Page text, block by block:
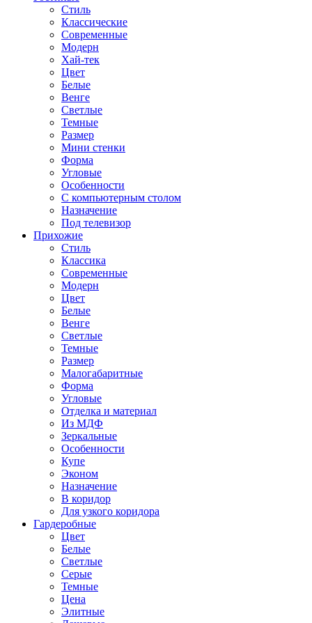
Стиль
Классические
Современные
Модерн
Хай-тек
Цвет
Белые
Венге
Светлые
Темные
Размер
Мини стенки
Форма
Угловые
Особенности
С компьютерным столом
Назначение
Под телевизор
Прихожие
Стиль
Классика
Современные
Модерн
Цвет
Белые
Венге
Светлые
Темные
Размер
Малогабаритные
Форма
Угловые
Отделка и материал
Из МДФ
Зеркальные
Особенности
Купе
Эконом
Назначение
В коридор
Для узкого коридора
Гардеробные
Цвет
Белые
Светлые
Серые
Темные
Цена
Элитные